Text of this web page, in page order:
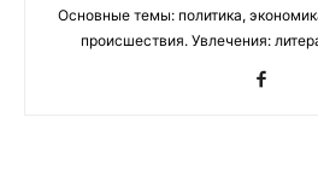
Основные темы: политика,
происшествия. Увлечения: